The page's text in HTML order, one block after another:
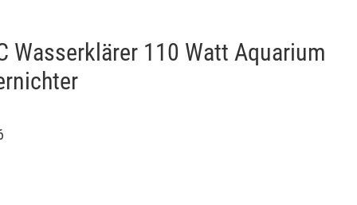
Wasserklärer 110 Watt Aquarium